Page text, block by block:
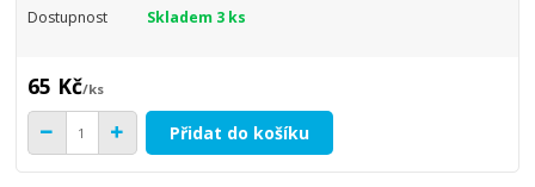
Dostupnost Skladem 3 ks
65 Kč/ks
Přidat do košíku